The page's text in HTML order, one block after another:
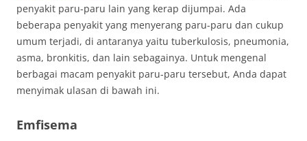
penyakit paru-paru lain yang kerap dijumpai. Ada
beberapa penyakit yang menyerang paru-paru dan cukup
umum terjadi, di antaranya yaitu tuberkulosis, pneumonia,
asma, bronkitis, dan lain sebagainya. Untuk mengenal
berbagai macam penyakit paru-paru tersebut, Anda dapat
menyimak ulasan di bawah ini.
Emfisema